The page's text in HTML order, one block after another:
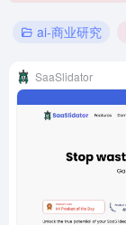
ai-商业研究
SaaSlidator